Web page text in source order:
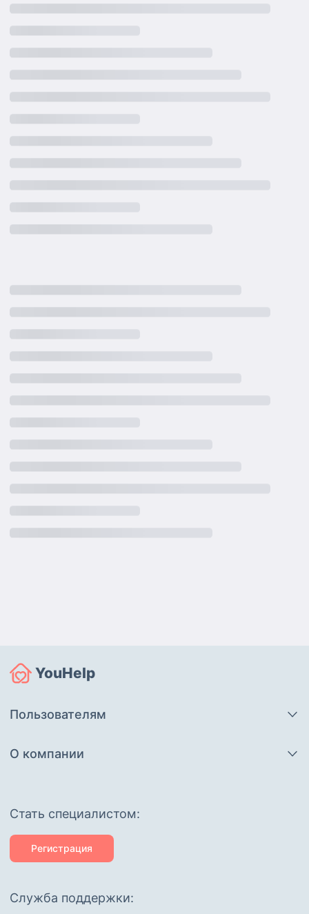
YouHelp
Пользователям
О компании
Cтать специалистом:
Регистрация
Служба поддержки: